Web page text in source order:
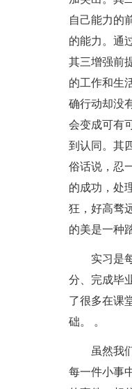
自己能力的
的能力。通
其三增强前
的工作和生
确行动却没
会变成可有
到认同。其
俗话说，忍
的成功，处
狂，好高骛
的美是一种
实习是每
分、完成毕
了很多在课
础。 。
虽然我们
每一件小事